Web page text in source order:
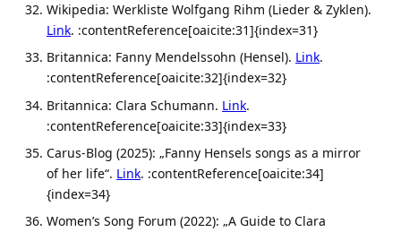
Wikipedia: Werkliste Wolfgang Rihm (Lieder & Zyklen).
Link. :contentReference[oaicite:31]{index=31}
Britannica: Fanny Mendelssohn (Hensel). Link.
:contentReference[oaicite:32]{index=32}
Britannica: Clara Schumann. Link.
:contentReference[oaicite:33]{index=33}
Carus-Blog (2025): „Fanny Hensels songs as a mirror
of her life“. Link. :contentReference[oaicite:34]
{index=34}
Women’s Song Forum (2022): „A Guide to Clara